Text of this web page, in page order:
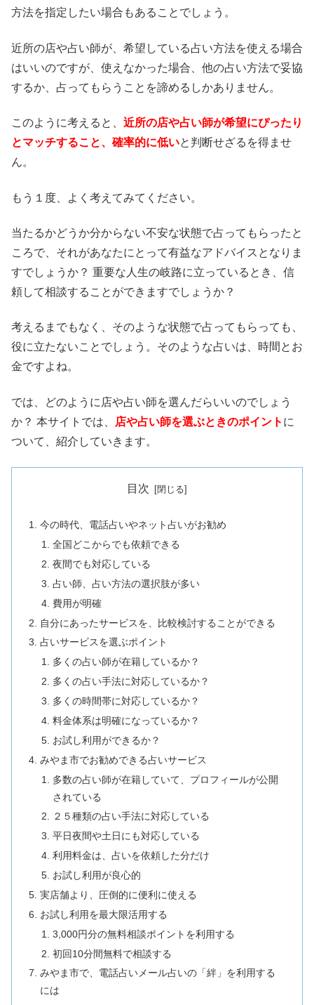
方法を指定したい場合もあることでしょう。
近所の店や占い師が、希望している占い方法を使える場合
はいいのですが、使えなかった場合、他の占い方法で妥協
するか、占ってもらうことを諦めるしかありません。
このように考えると、 近所の店や占い師が希望にぴったり
とマッチすること、確率的に低いと判断せざるを得ませ
ん。
もう１度、よく考えてみてください。
当たるかどうか分からない不安な状態で占ってもらったと
ころで、それがあなたにとって有益なアドバイスとなりま
すでしょうか？ 重要な人生の岐路に立っているとき、信
頼して相談することができますでしょうか？
考えるまでもなく、そのような状態で占ってもらっても、
役に立たないことでしょう。そのような占いは、時間とお
金ですよね。
では、どのように店や占い師を選んだらいいのでしょう
か？ 本サイトでは、
店や占い師を選ぶときのポイント に
ついて、紹介していきます。
目次
今の時代、電話占いやネット占いがお勧め
全国どこからでも依頼できる
夜間でも対応している
占い師、占い方法の選択肢が多い
費用が明確
自分にあったサービスを、比較検討することができる
占いサービスを選ぶポイント
多くの占い師が在籍しているか？
多くの占い手法に対応しているか？
多くの時間帯に対応しているか？
料金体系は明確になっているか？
お試し利用ができるか？
みやま市でお勧めできる占いサービス
多数の占い師が在籍していて、プロフィールが公開
されている
２５種類の占い手法に対応している
平日夜間や土日にも対応している
利用料金は、占いを依頼した分だけ
お試し利用が良心的
実店舗より、圧倒的に便利に使える
お試し利用を最大限活用する
3,000円分の無料相談ポイントを利用する
初回10分間無料で相談する
みやま市で、電話占いメール占いの「絆」を利用する
には